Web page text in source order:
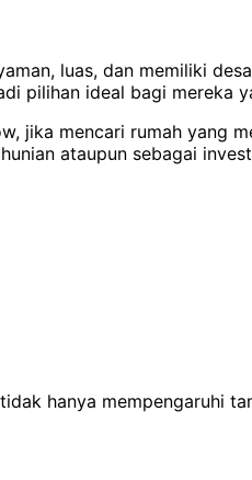
luas, dan memiliki
pilihan ideal bagi mereka
jika mencari rumah yang
ataupun sebagai
hanya mempengaruhi